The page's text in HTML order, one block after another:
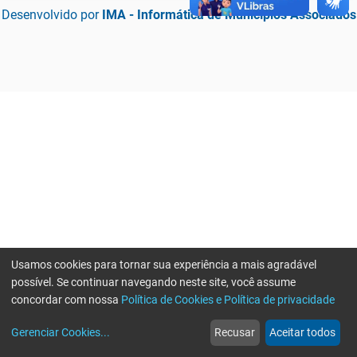
Desenvolvido por IMA - Informática de Municípios Associados
web
Notícias
more_horiz
Mais
Usamos cookies para tornar sua experiência a mais agradável
possível. Se continuar navegando neste site, você assume
concordar com nossa Política de Cookies e Política de privacidade
Gerenciar Cookies... Recusar Aceitar todos
Erro ao enviar informações, por favor tente novamente